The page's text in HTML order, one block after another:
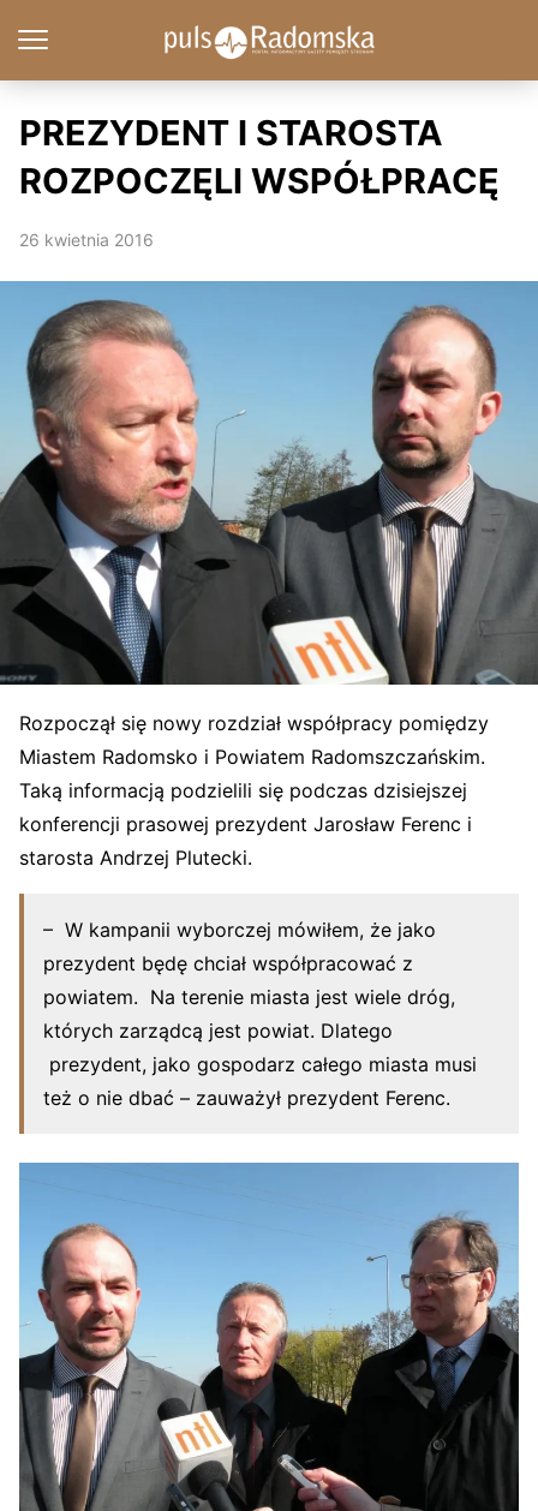
PREZYDENT I STAROSTA
ROZPOCZĘLI WSPÓŁPRACĘ
26 kwietnia 2016
Rozpoczął się nowy rozdział współpracy pomiędzy
Miastem Radomsko i Powiatem Radomszczańskim.
Taką informacją podzielili się podczas dzisiejszej
konferencji prasowej prezydent Jarosław Ferenc i
starosta Andrzej Plutecki.
– W kampanii wyborczej mówiłem, że jako
prezydent będę chciał współpracować z
powiatem. Na terenie miasta jest wiele dróg,
których zarządcą jest powiat. Dlatego
prezydent, jako gospodarz całego miasta musi
też o nie dbać – zauważył prezydent Ferenc.